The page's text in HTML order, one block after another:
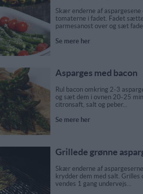
Skær enderne af
tomaterne i fadet. Fadet
parmesanost over og sæt
Se mere her
Asparges med bacon
Rul bacon omkring 2-3
og sæt dem i ovnen 20-25
citronsaft, salt og peber...
Se mere her
Grillede grønne
Skær enderne af
krydder dem med salt.
vendes 1 gang undervejs...